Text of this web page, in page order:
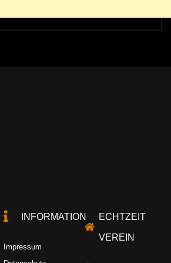
INFORMATION
Impressum
ECHTZEIT
VEREIN